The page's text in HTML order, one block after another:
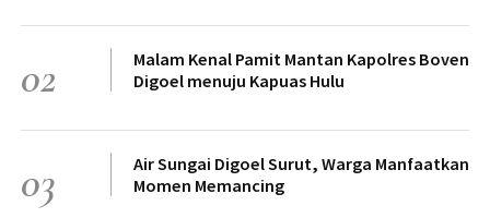
02
Malam Kenal Pamit Mantan Kapolres Boven
Digoel menuju Kapuas Hulu
03
Air Sungai Digoel Surut, Warga Manfaatkan
Momen Memancing